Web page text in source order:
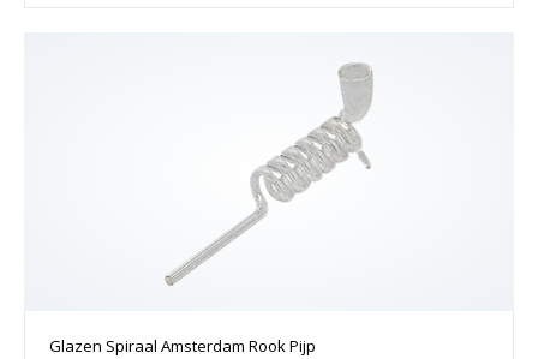
Glazen Spiraal Amsterdam Rook Pijp